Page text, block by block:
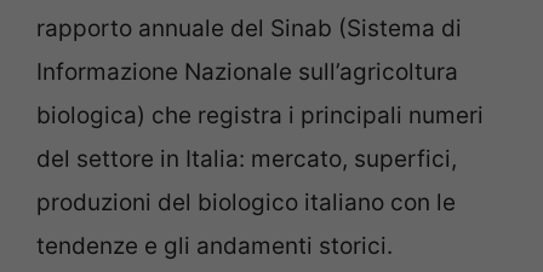
rapporto annuale del Sinab (Sistema di
Informazione Nazionale sull’agricoltura
biologica) che registra i principali numeri
del settore in Italia: mercato, superfici,
produzioni del biologico italiano con le
tendenze e gli andamenti storici.